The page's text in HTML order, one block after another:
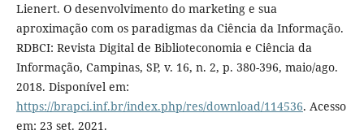
Lienert. O desenvolvimento do marketing e sua
aproximação com os paradigmas da Ciência da Informação.
RDBCI: Revista Digital de Biblioteconomia e Ciência da
Informação, Campinas, SP, v. 16, n. 2, p. 380-396, maio/ago.
2018. Disponível em:
https://brapci.inf.br/index.php/res/download/114536. Acesso
em: 23 set. 2021.